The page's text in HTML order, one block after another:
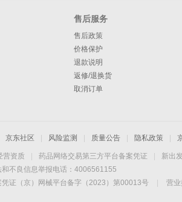
售后服务
售后政策
价格保护
退款说明
返修/退换货
取消订单
京东社区 风险监测 质量公告 隐私政策
营资质 药品网络交易第三方平台备案凭证
新出
和不良信息举报电话：4006561155
凭证（京）网械平台备字（2023）第00013号 营业